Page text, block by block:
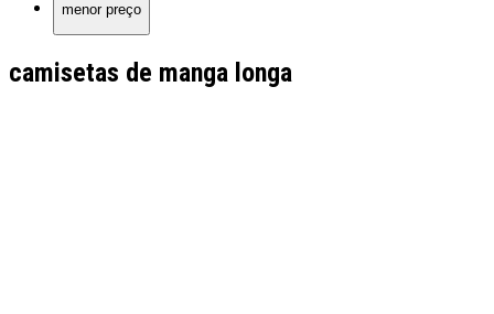
menor preço
camisetas de manga longa